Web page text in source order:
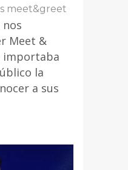
meet&greet
Meet &
importaba
la
a sus